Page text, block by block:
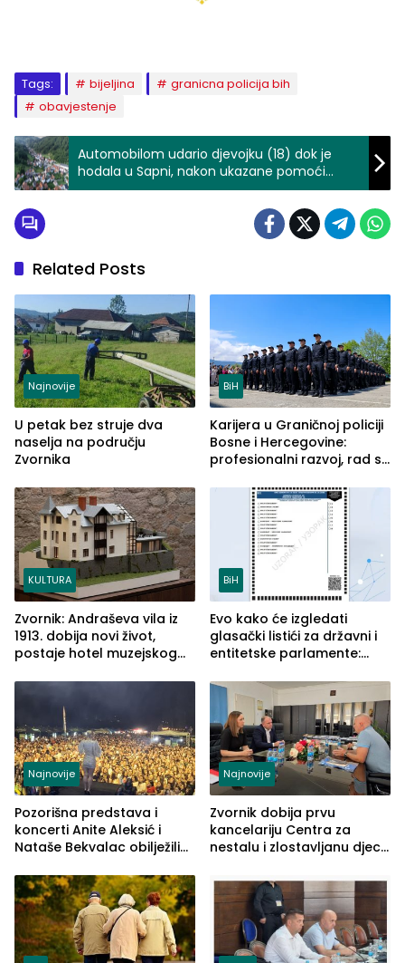
Tags: bijeljina
granicna policija bih
obavjestenje
Automobilom udario djevojku (18) dok je
hodala u Sapni, nakon ukazane pomoći
prebačena na UKC Tuzla
Related Posts
Najnovije
U petak bez struje dva
naselja na području
Zvornika
BiH
Karijera u Graničnoj policiji
Bosne i Hercegovine:
profesionalni razvoj, rad sa
služba građanima
KULTURA
Zvornik: Andraševa vila iz
1913. dobija novi život,
postaje hotel muzejskog
BiH
Evo kako će izgledati
glasački listići za državni i
entitetske parlamente:
vidljive na njima
Najnovije
Pozorišna predstava i
koncerti Anite Aleksić i
Nataše Bekvalac obilježili
ljeta (FOTO)
Najnovije
Zvornik dobija prvu
kancelariju Centra za
nestalu i zlostavljanu djecu